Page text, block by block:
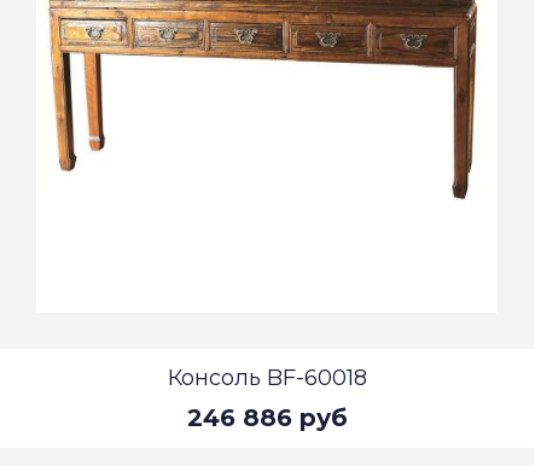
Консоль BF-60018
246 886 руб